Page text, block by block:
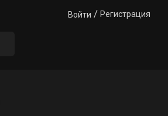
Войти / Регистрация